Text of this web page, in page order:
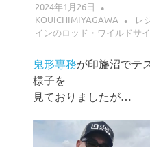
2024年1月26日
KOUICHIMIYAGAWA
レ
インのロッド・ワイルドサ
鬼形専務が印旛沼でテ
様子を
見ておりましたが…